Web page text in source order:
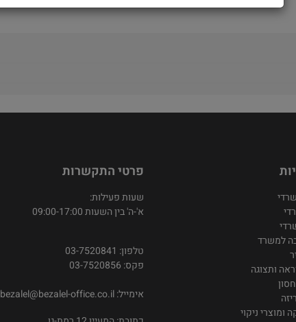
למשרד
ותצוגה
ומוצרי ניקוי
פרטי התקשרות
שעות פעילות:
א'-ה' בין השעות 09:00-17:00
טלפון: 03-7520841
פקס: 03-7520856
אימייל:bezalel@bezalel-office.co.il